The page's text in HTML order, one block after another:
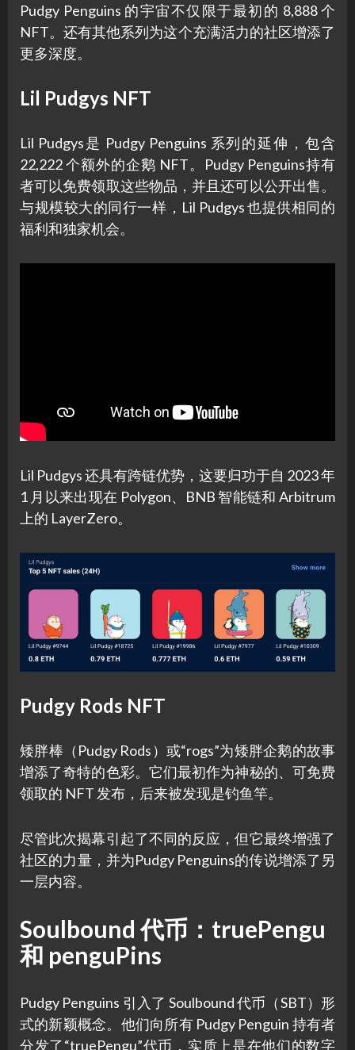
Pudgy Penguins 的宇宙不仅限于最初的 8,888 个
NFT。还有其他系列为这个充满活力的社区增添了
更多深度。
Lil Pudgys NFT
Lil Pudgys是 Pudgy Penguins 系列的延伸，包含
22,222 个额外的企鹅 NFT。Pudgy Penguins持有
者可以免费领取这些物品，并且还可以公开出售。
与规模较大的同行一样，Lil Pudgys 也提供相同的
福利和独家机会。
Lil Pudgys 还具有跨链优势，这要归功于自 2023 年
1 月以来出现在 Polygon、BNB 智能链和 Arbitrum
上的 LayerZero。
Pudgy Rods NFT
矮胖棒（Pudgy Rods）或“rogs”为矮胖企鹅的故事
增添了奇特的色彩。它们最初作为神秘的、可免费
领取的 NFT 发布，后来被发现是钓鱼竿。
尽管此次揭幕引起了不同的反应，但它最终增强了
社区的力量，并为Pudgy Penguins的传说增添了另
一层内容。
Soulbound 代币：truePengu
和 penguPins
Pudgy Penguins 引入了 Soulbound 代币（SBT）形
式的新颖概念。他们向所有 Pudgy Penguin 持有者
分发了“truePengu”代币，实质上是在他们的数字